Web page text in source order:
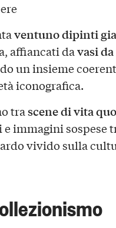
ventuno dipinti
affiancati davasi
un insieme
iconografica.
trascene di vita
immagini sospese
vivido sulla